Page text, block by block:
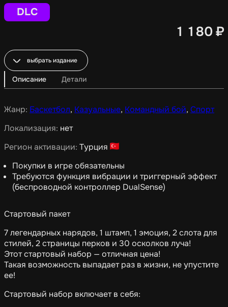
DLC
1 180 ₽
выбрать издание
Описание Детали
Жанр: Баскетбол, Казуальные, Командный бой, Спорт
Локализация: нет
Регион активации: Турция
Покупки в игре обязательны
Требуются функция вибрации и триггерный эффект
(беспроводной контроллер DualSense)
Стартовый пакет
7 легендарных нарядов, 1 штамп, 1 эмоция, 2 слота для
стилей, 2 страницы перков и 30 осколков луча!
Этот стартовый набор — отличная цена!
Такая возможность выпадает раз в жизни, не упустите
ее!
Стартовый набор включает в себя: